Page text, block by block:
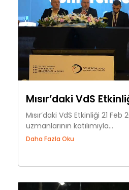
Mısır’daki VdS
Mısır’daki VdS Etkinliği 21 Feb
uzmanlarının katılımıyla...
Daha Fazla Oku